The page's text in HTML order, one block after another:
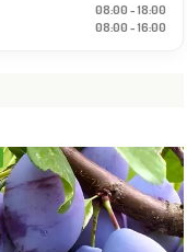
08:00 - 18:00
08:00 - 16:00